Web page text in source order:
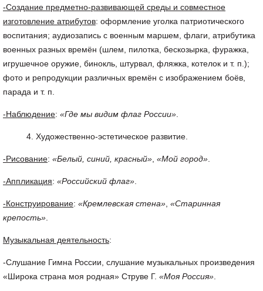
-Создание предметно-развивающей среды и совместное
изготовление атрибутов: оформление уголка патриотического
воспитания; аудиозапись с военным маршем, флаги, атрибутика
военных разных времён (шлем, пилотка, бескозырка, фуражка,
игрушечное оружие, бинокль, штурвал, фляжка, котелок и т. п.);
фото и репродукции различных времён с изображением боёв,
парада и т. п.
-Наблюдение: «Где мы видим флаг России»
Художественно-эстетическое развитие.
-Рисование: «Белый, синий, красный» «Мой город»
-Аппликация: «Российский флаг»
-Конструирование: «Кремлевская стена» «Старинная
крепость»
Музыкальная деятельность:
-Слушание Гимна России, слушание музыкальных произведения
«Широка страна моя родная» Струве Г. «Моя Россия»